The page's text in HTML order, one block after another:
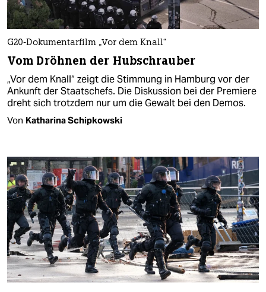
G20-Dokumentarfilm „Vor dem Knall“
Vom Dröhnen der Hubschrauber
„Vor dem Knall“ zeigt die Stimmung in Hamburg vor der
Ankunft der Staatschefs. Die Diskussion bei der Premiere
dreht sich trotzdem nur um die Gewalt bei den Demos.
Von Katharina Schipkowski